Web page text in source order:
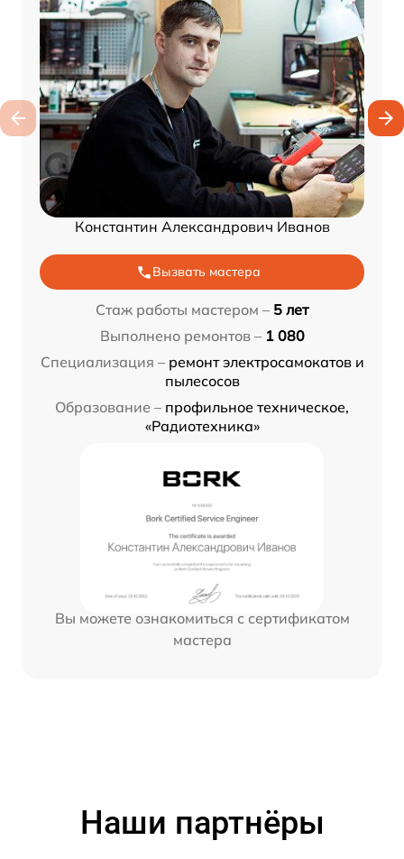
Константин Александрович Иванов
Вызвать мастера
Стаж работы мастером – 5 лет
Выполнено ремонтов – 1 080
Специализация – ремонт электросамокатов и
пылесосов
Образование – профильное техническое,
«Радиотехника»
Вы можете ознакомиться с сертификатом
мастера
Наши партнёры